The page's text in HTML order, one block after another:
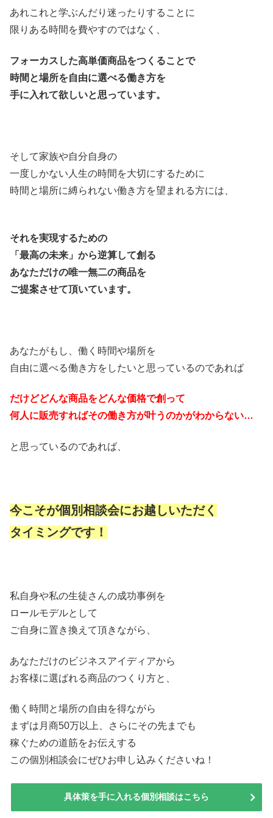
あれこれと学ぶんだり迷ったりすることに
限りある時間を費やすのではなく、
フォーカスした高単価商品をつくることで
時間と場所を自由に選べる働き方を
手に入れて欲しいと思っています。
そして家族や自分自身の
一度しかない人生の時間を大切にするために
時間と場所に縛られない働き方を望まれる方には、
それを実現するための
「最高の未来」から逆算して創る
あなただけの唯一無二の商品を
ご提案させて頂いています。
あなたがもし、働く時間や場所を
自由に選べる働き方をしたいと思っているのであれば
だけどどんな商品をどんな価格で創って
何人に販売すればその働き方が叶うのかがわからない…
と思っているのであれば、
今こそが個別相談会にお越しいただく
タイミングです！
私自身や私の生徒さんの成功事例を
ロールモデルとして
ご自身に置き換えて頂きながら、
あなただけのビジネスアイディアから
お客様に選ばれる商品のつくり方と、
働く時間と場所の自由を得ながら
まずは月商50万以上、さらにその先までも
稼ぐための道筋をお伝えする
この個別相談会にぜひお申し込みくださいね！
具体策を手に入れる個別相談はこちら